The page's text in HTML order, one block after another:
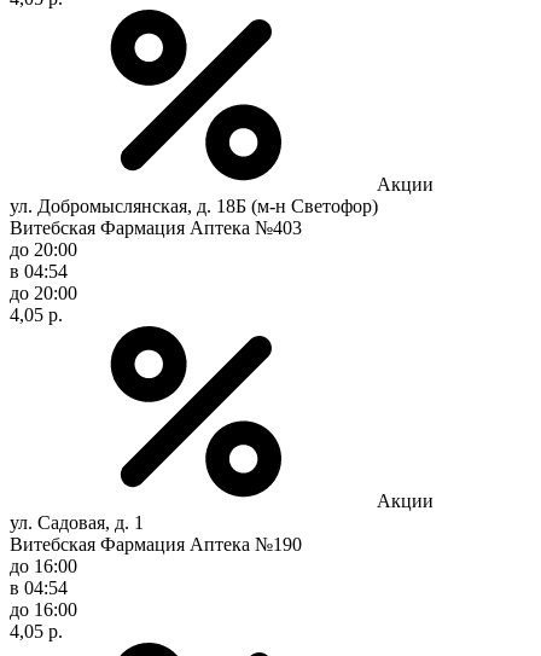
Акции
ул. Добромыслянская, д. 18Б (м-н Светофор)
Витебская Фармация Аптека №403
до 20:00
в 04:54
до 20:00
4,05 р.
Акции
ул. Садовая, д. 1
Витебская Фармация Аптека №190
до 16:00
в 04:54
до 16:00
4,05 р.